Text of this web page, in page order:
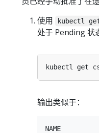
使用
kubectl
处于 Pending 状
输出类似于：
NAME